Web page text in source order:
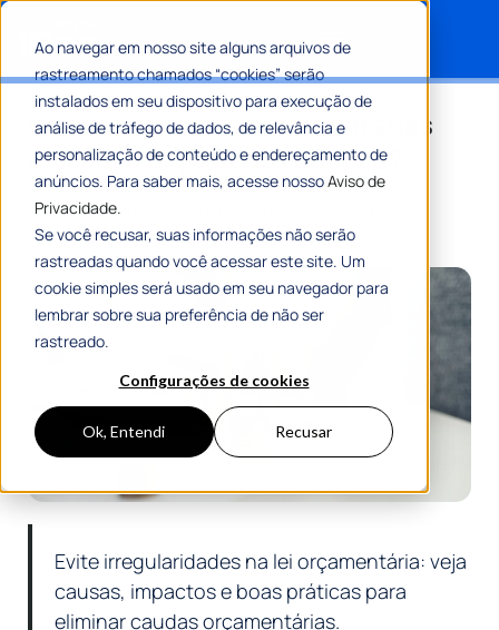
Ao navegar em nosso site alguns arquivos de
rastreamento chamados “cookies” serão
instalados em seu dispositivo para execução de
análise de tráfego de dados, de relevância e
personalização de conteúdo e endereçamento de
anúncios. Para saber mais, acesse nossoAviso de
Privacidade.
Se você recusar, suas informações não serão
rastreadas quando você acessar este site. Um
cookie simples será usado em seu navegador para
lembrar sobre sua preferência de não ser
rastreado.
Configurações de cookies
Ok, Entendi Recusar
Como as caudas orçamentárias
afetam o orçamento público?
PorRomulo Ribeiro Teixeira
9 Min De Leitura
Evite irregularidades na lei orçamentária: veja
causas, impactos e boas práticas para
eliminar caudas orçamentárias.